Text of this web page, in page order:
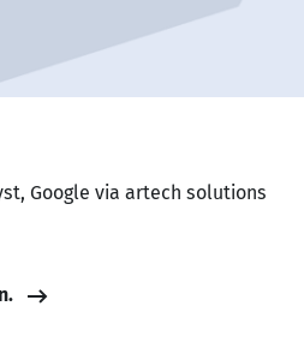
Google via artech solutions